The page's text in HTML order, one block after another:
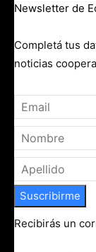
Newsletter de
Completá tus
noticias
Suscribirme
Recibirás un